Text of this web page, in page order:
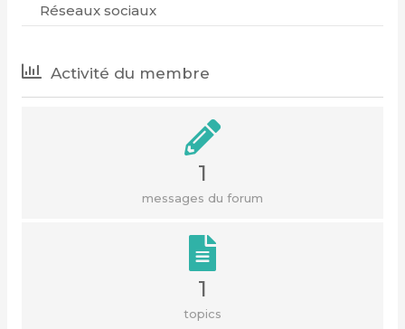
Réseaux sociaux
Activité du membre
1
messages du forum
1
topics